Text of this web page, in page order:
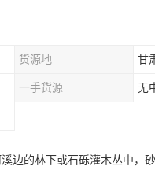
货源地 甘
一手货源 无
边的林下或石砾灌木丛中，